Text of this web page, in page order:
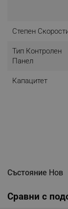
Степен
Тип Контролен
Панел
Капацитет
Състояние Нов
Сравни с